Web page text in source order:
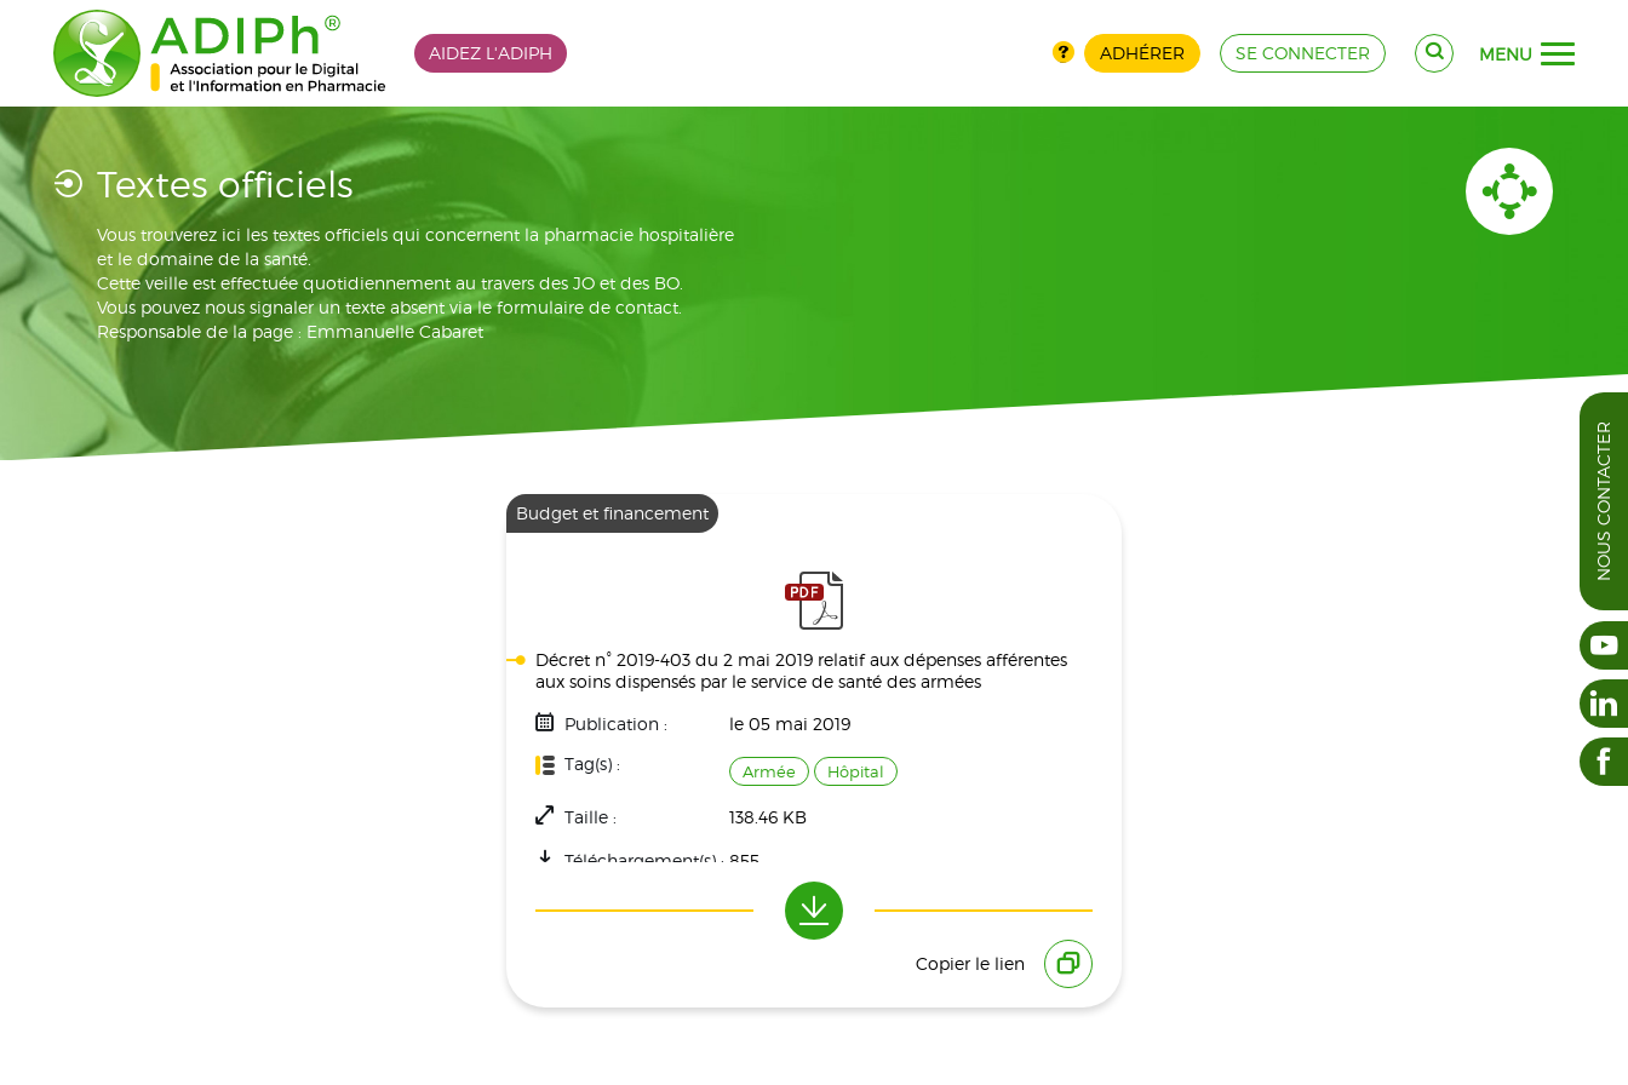
AIDEZ L'ADIPH ADHÉRER SE CONNECTER MENU
Textes officiels
Vous trouverez ici les textes officiels qui concernent la pharmacie hospitalière
et le domaine de la santé.
Cette veille est effectuée quotidiennement au travers des JO et des BO.
Vous pouvez nous signaler un texte absent via le formulaire de contact.
Responsable de la page : Emmanuelle Cabaret
Budget et financement
Décret n° 2019-403 du 2 mai 2019 relatif aux dépenses afférentes
aux soins dispensés par le service de santé des armées
Publication :
le 05 mai 2019
Tag(s) :
Armée Hôpital
Taille : 138.46 KB
Téléchargement(s) : 855
Copier le lien
NOUS CONTACTER